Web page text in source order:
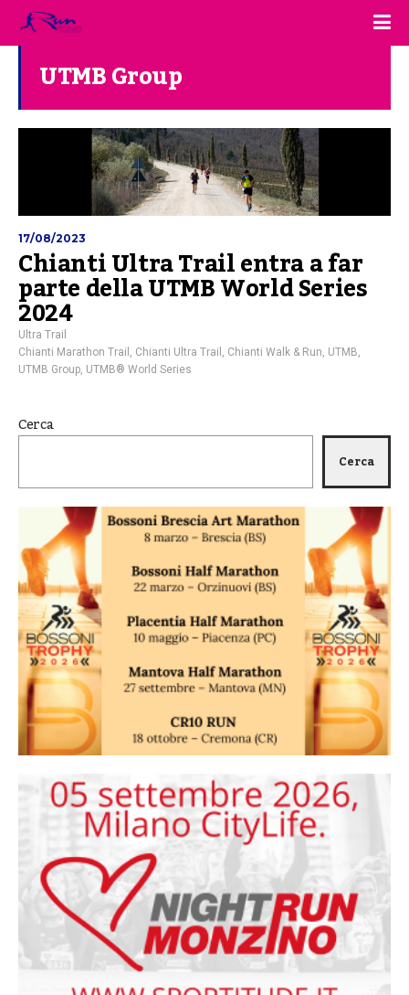
UTMB Group
17/08/2023
Chianti Ultra Trail entra a far
parte della UTMB World Series
2024
Ultra Trail
Chianti Marathon Trail
Chianti Ultra Trail Chianti Walk & Run UTMB
UTMB Group UTMB® World Series
Cerca
Cerca